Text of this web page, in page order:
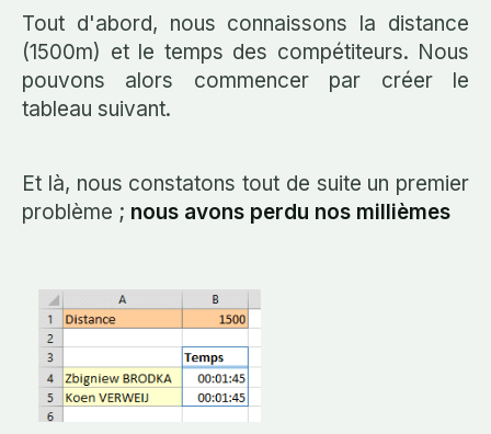
Tout d'abord, nous connaissons la distance
(1500m) et le temps des compétiteurs. Nous
pouvons alors commencer par créer le
tableau suivant.
Et là, nous constatons tout de suite un premier
problème ; nous avons perdu nos millièmes